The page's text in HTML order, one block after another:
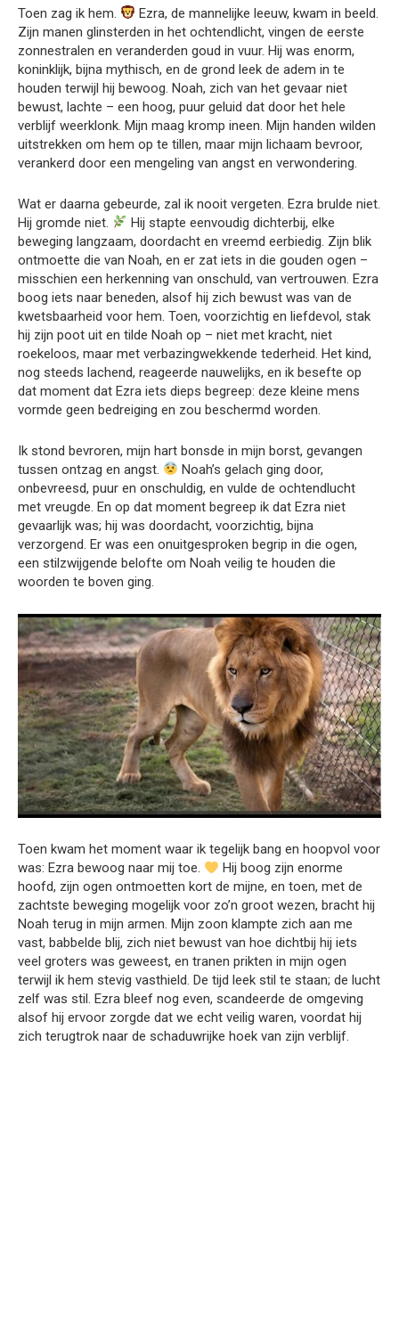
Toen zag ik hem.
Ezra, de mannelijke leeuw, kwam in beeld.
Zijn manen glinsterden in het ochtendlicht, vingen de eerste
zonnestralen en veranderden goud in vuur. Hij was enorm,
koninklijk, bijna mythisch, en de grond leek de adem in te
houden terwijl hij bewoog. Noah, zich van het gevaar niet
bewust, lachte – een hoog, puur geluid dat door het hele
verblijf weerklonk. Mijn maag kromp ineen. Mijn handen wilden
uitstrekken om hem op te tillen, maar mijn lichaam bevroor,
verankerd door een mengeling van angst en verwondering.
Wat er daarna gebeurde, zal ik nooit vergeten. Ezra brulde niet.
Hij gromde niet.
Hij stapte eenvoudig dichterbij, elke
beweging langzaam, doordacht en vreemd eerbiedig. Zijn blik
ontmoette die van Noah, en er zat iets in die gouden ogen –
misschien een herkenning van onschuld, van vertrouwen. Ezra
boog iets naar beneden, alsof hij zich bewust was van de
kwetsbaarheid voor hem. Toen, voorzichtig en liefdevol, stak
hij zijn poot uit en tilde Noah op – niet met kracht, niet
roekeloos, maar met verbazingwekkende tederheid. Het kind,
nog steeds lachend, reageerde nauwelijks, en ik besefte op
dat moment dat Ezra iets dieps begreep: deze kleine mens
vormde geen bedreiging en zou beschermd worden.
Ik stond bevroren, mijn hart bonsde in mijn borst, gevangen
tussen ontzag en angst.
Noah’s gelach ging door,
onbevreesd, puur en onschuldig, en vulde de ochtendlucht
met vreugde. En op dat moment begreep ik dat Ezra niet
gevaarlijk was; hij was doordacht, voorzichtig, bijna
verzorgend. Er was een onuitgesproken begrip in die ogen,
een stilzwijgende belofte om Noah veilig te houden die
woorden te boven ging.
Toen kwam het moment waar ik tegelijk bang en hoopvol voor
was: Ezra bewoog naar mij toe.
Hij boog zijn enorme
hoofd, zijn ogen ontmoetten kort de mijne, en toen, met de
zachtste beweging mogelijk voor zo’n groot wezen, bracht hij
Noah terug in mijn armen. Mijn zoon klampte zich aan me
vast, babbelde blij, zich niet bewust van hoe dichtbij hij iets
veel groters was geweest, en tranen prikten in mijn ogen
terwijl ik hem stevig vasthield. De tijd leek stil te staan; de lucht
zelf was stil. Ezra bleef nog even, scandeerde de omgeving
alsof hij ervoor zorgde dat we echt veilig waren, voordat hij
zich terugtrok naar de schaduwrijke hoek van zijn verblijf.